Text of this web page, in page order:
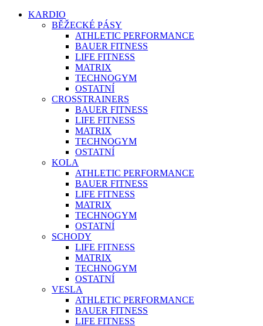
KARDIO
BĚŽECKÉ PÁSY
ATHLETIC PERFORMANCE
BAUER FITNESS
LIFE FITNESS
MATRIX
TECHNOGYM
OSTATNÍ
CROSSTRAINERS
BAUER FITNESS
LIFE FITNESS
MATRIX
TECHNOGYM
OSTATNÍ
KOLA
ATHLETIC PERFORMANCE
BAUER FITNESS
LIFE FITNESS
MATRIX
TECHNOGYM
OSTATNÍ
SCHODY
LIFE FITNESS
MATRIX
TECHNOGYM
OSTATNÍ
VESLA
ATHLETIC PERFORMANCE
BAUER FITNESS
LIFE FITNESS